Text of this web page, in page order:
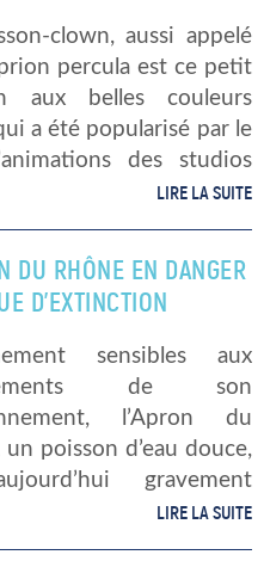
clown, aussi appelé
percula est ce petit
aux belles couleurs
a été popularisé par le
des studios
, « le Monde de Nemo ».
essentiellement
dans les […]
LIRE LA SUITE
DU RHÔNE EN DANGER
D’EXTINCTION
sensibles aux
de son
l’Apron du
un poisson d’eau douce,
gravement
d’extinction.
LIRE LA SUITE